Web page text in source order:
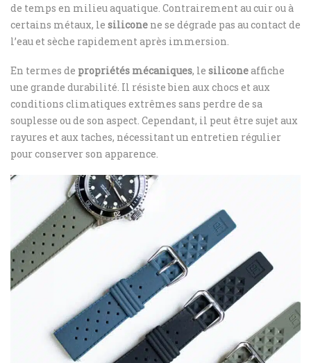
de temps en milieu aquatique. Contrairement au cuir ou à
certains métaux, le silicone ne se dégrade pas au contact de
l’eau et sèche rapidement après immersion.
En termes de propriétés mécaniques, le siliconeaffiche
une grande durabilité. Il résiste bien aux chocs et aux
conditions climatiques extrêmes sans perdre de sa
souplesse ou de son aspect. Cependant, il peut être sujet aux
rayures et aux taches, nécessitant un entretien régulier
pour conserver son apparence.